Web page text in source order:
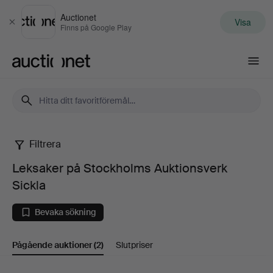
Stäng
Auctionet
Finns på Google Play Visa
Leksaker
på
Stockholms
Auktionsverk
Filtrera
Leksaker på Stockholms Auktionsverk
Sickla
Bevaka sökning
Pågående auktioner(2) Slutpriser